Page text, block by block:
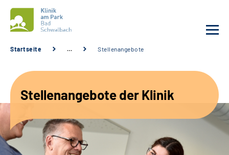
Unsere Angebote
Service
Karriere
Startseite … Stellenangebote
Stellenangebote der Klinik